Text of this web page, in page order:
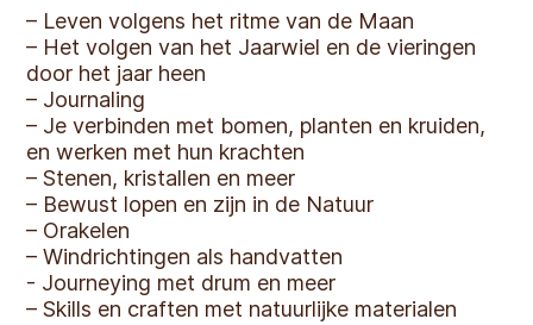
– Leven volgens het ritme van de Maan
– Het volgen van het Jaarwiel en de vieringen
door het jaar heen
– Journaling
– Je verbinden met bomen, planten en kruiden,
en werken met hun krachten
– Stenen, kristallen en meer
– Bewust lopen en zijn in de Natuur
– Orakelen
– Windrichtingen als handvatten
- Journeying met drum en meer
– Skills en craften met natuurlijke materialen